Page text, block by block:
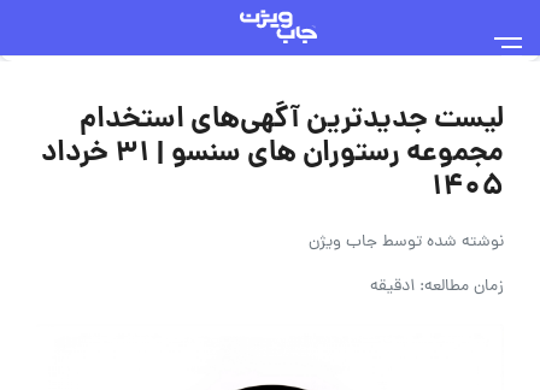
لیست جدیدترین آگهی‌های استخدام
مجموعه رستوران های سنسو | ۳۱ خرداد
۱۴۰۵
نوشته شده توسطجاب ویژن
زمان مطالعه: 1دقیقه